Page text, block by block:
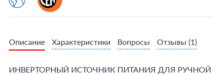
Описание Характеристики Вопросы Отзывы (1)
ИНВЕРТОРНЫЙ ИСТОЧНИК ПИТАНИЯ ДЛЯ РУЧНОЙ